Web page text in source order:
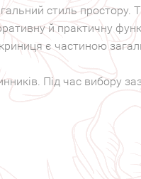
стиль
й практичну
є частиною
Під час вибору